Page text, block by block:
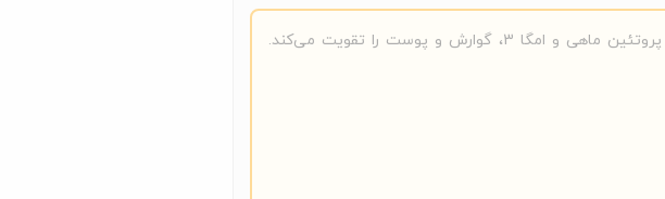
است. غذای خشک گربه جوسرا ماهی با پروتئین ماهی و امگا 3، گوارش و پوست را تقویت می‌کند.